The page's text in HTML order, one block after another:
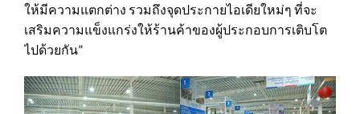
ให้มีความแตกต่าง รวมถึงจุดประกายไอเดียใหม่ๆ ที่จะ
เสริมความแข็งแกร่งให้ร้านค้าของผู้ประกอบการเติบโต
ไปด้วยกัน”